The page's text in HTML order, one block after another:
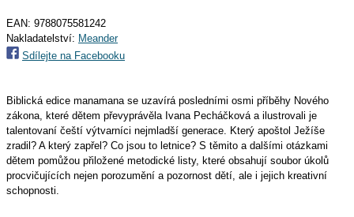
EAN: 9788075581242
Nakladatelství: Meander
Sdílejte na Facebooku
Biblická edice manamana se uzavírá posledními osmi příběhy Nového
zákona, které dětem převyprávěla Ivana Pecháčková a ilustrovali je
talentovaní čeští výtvarníci nejmladší generace. Který apoštol Ježíše
zradil? A který zapřel? Co jsou to letnice? S těmito a dalšími otázkami
dětem pomůžou přiložené metodické listy, které obsahují soubor úkolů
procvičujících nejen porozumění a pozornost dětí, ale i jejich kreativní
schopnosti.